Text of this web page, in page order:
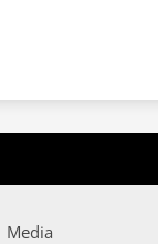
Media